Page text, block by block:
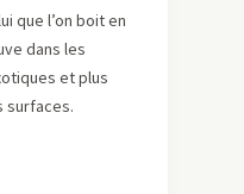
que l’on boit en
dans les
et plus
surfaces.